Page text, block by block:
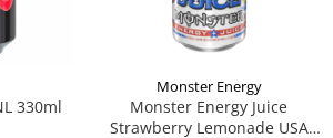
330ml
Monster Energy
Monster Energy Juice
Strawberry Lemonade USA